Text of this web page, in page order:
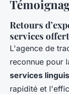
Retours
services
L'agence de
reconnue pour
services
rapidité et